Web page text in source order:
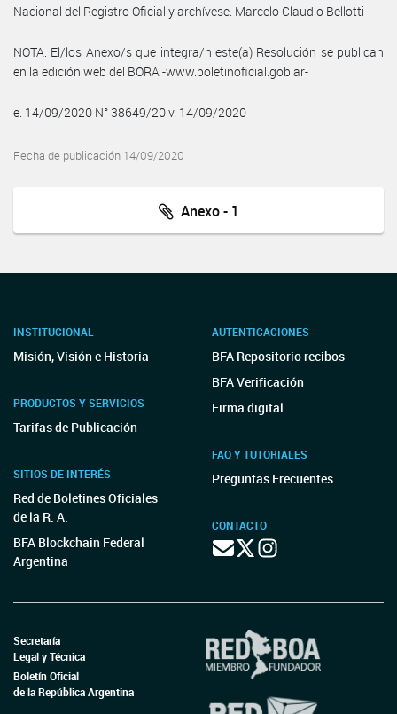
Nacional del Registro Oficial y archívese. Marcelo Claudio Bellotti
NOTA: El/los Anexo/s que integra/n este(a) Resolución se publican
en la edición web del BORA -www.boletinoficial.gob.ar-
e. 14/09/2020 N° 38649/20 v. 14/09/2020
Fecha de publicación 14/09/2020
Anexo - 1
INSTITUCIONAL
Misión, Visión e Historia
PRODUCTOS Y SERVICIOS
Tarifas de Publicación
SITIOS DE INTERÉS
Red de Boletines Oficiales
de la R. A.
BFA Blockchain Federal
Argentina
AUTENTICACIONES
BFA Repositorio recibos
BFA Verificación
Firma digital
FAQ Y TUTORIALES
Preguntas Frecuentes
CONTACTO
Secretaría
Legal y Técnica
Boletín Oficial
de la República Argentina